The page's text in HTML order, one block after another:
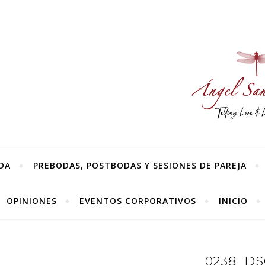
PREBODAS, POSTBODAS Y SESIONES DE PAREJA
OPINIONES EVENTOS CORPORATIVOS INICIO